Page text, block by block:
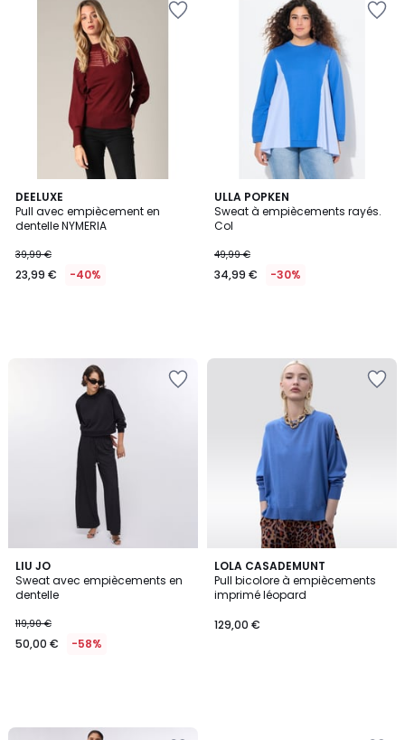
DEELUXE
Pull avec empiècement en
dentelle NYMERIA
39,99 €
23,99 € -40%
ULLA POPKEN
Sweat à empiècements rayés.
Col
49,99 €
34,99 € -30%
LIU JO
Sweat avec empiècements en
dentelle
119,90 €
50,00 € -58%
LOLA CASADEMUNT
Pull bicolore à empiècements
imprimé léopard
129,00 €